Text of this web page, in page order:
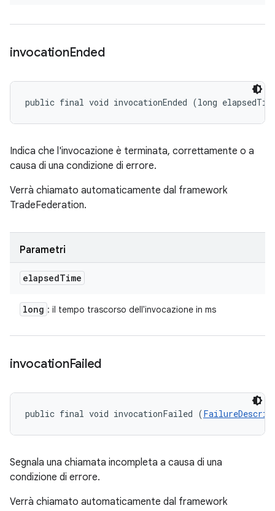
invocationEnded
public final void invocationEnded (long
Indica che l'invocazione è terminata, correttamente o a
causa di una condizione di errore.
Verrà chiamato automaticamente dal framework
TradeFederation.
Parametri
elapsedTime
long : il tempo trascorso dell'invocazione in ms
invocationFailed
public final void invocationFailed (
Segnala una chiamata incompleta a causa di una
condizione di errore.
Verrà chiamato automaticamente dal framework